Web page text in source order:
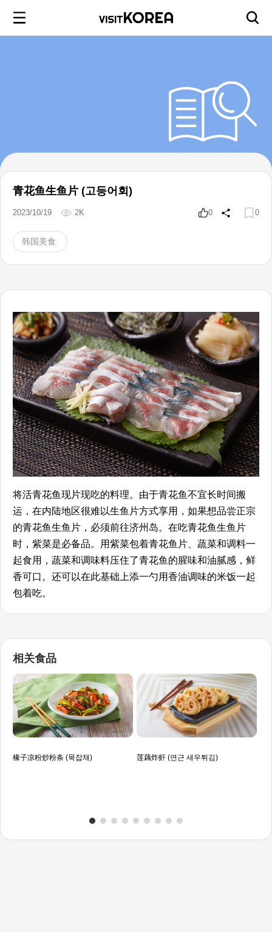
青花鱼生鱼片 (고등어회)
2023/10/19 2K 0 0
韩国美食
将活青花鱼现片现吃的料理。由于青花鱼不宜长时间搬
运，在内陆地区很难以生鱼片方式享用，如果想品尝正宗
的青花鱼生鱼片，必须前往济州岛。在吃青花鱼生鱼片
时，紫菜是必备品。用紫菜包着青花鱼片、蔬菜和调料一
起食用，蔬菜和调味料压住了青花鱼的腥味和油腻感，鲜
香可口。还可以在此基础上添一勺用香油调味的米饭一起
包着吃。
相关食品
橡子凉粉炒粉条 (묵잡채) 莲藕炸虾 (연근 새우튀김)